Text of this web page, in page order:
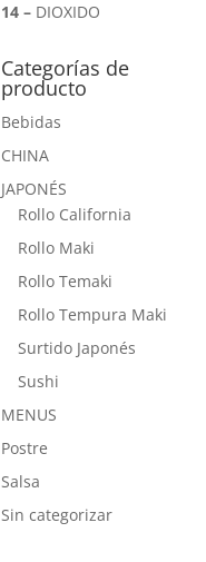
14 – DIOXIDO
Categorías de
producto
Bebidas
CHINA
JAPONÉS
Rollo California
Rollo Maki
Rollo Temaki
Rollo Tempura Maki
Surtido Japonés
Sushi
MENUS
Postre
Salsa
Sin categorizar